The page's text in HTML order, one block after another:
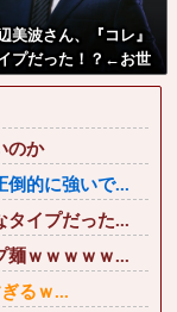
美波さん、『コレ』
プだった！？←お世
い弱男が大量沸きし
w w w w w w
のか
倒的に強いで...
タイプだった...
麺ｗｗｗｗｗ...
るｗ...